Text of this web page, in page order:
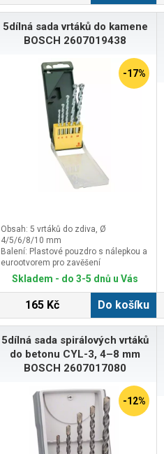
5dílná sada vrtáků do kamene
BOSCH 2607019438
-17%
Obsah: 5 vrtáků do zdiva, Ø
4/5/6/8/10 mm
Balení: Plastové pouzdro s nálepkou a
eurootvorem pro zavěšení
Rozměr d: 160 mm
Rozměr š: 55 mm
Skladem - do 3-5 dnů u Vás
165 Kč Do košíku
5dílná sada spirálových vrtáků
do betonu CYL-3, 4–8 mm
BOSCH 2607017080
-12%